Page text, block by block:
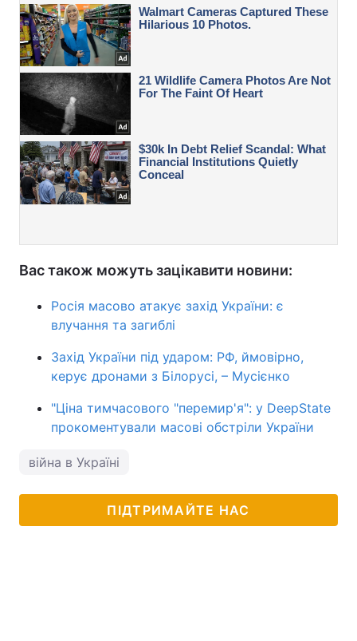
Вас також можуть зацікавити новини:
Росія масово атакує захід України: є
влучання та загиблі
Захід України під ударом: РФ, ймовірно,
керує дронами з Білорусі, – Мусієнко
"Ціна тимчасового "перемир'я": у DeepState
прокоментували масові обстріли України
війна в Україні
ПІДТРИМАЙТЕ НАС